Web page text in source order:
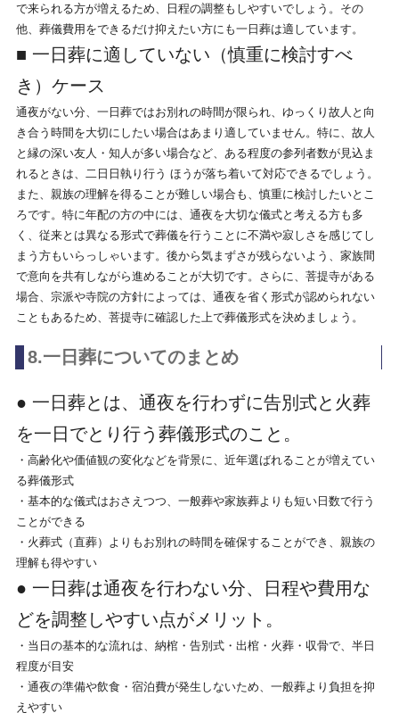
で来られる方が増えるため、日程の調整もしやすいでしょう。その
他、葬儀費用をできるだけ抑えたい方にも一日葬は適しています。
■ 一日葬に適していない（慎重に検討すべ
き）ケース
通夜がない分、一日葬ではお別れの時間が限られ、ゆっくり故人と向
き合う時間を大切にしたい場合はあまり適していません。特に、故人
と縁の深い友人・知人が多い場合など、ある程度の参列者数が見込ま
れるときは、二日日執り行う ほうが落ち着いて対応できるでしょう。
また、親族の理解を得ることが難しい場合も、慎重に検討したいとこ
ろです。特に年配の方の中には、通夜を大切な儀式と考える方も多
く、従来とは異なる形式で葬儀を行うことに不満や寂しさを感じてし
まう方もいらっしゃいます。後から気まずさが残らないよう、家族間
で意向を共有しながら進めることが大切です。さらに、菩提寺がある
場合、宗派や寺院の方針によっては、通夜を省く形式が認められない
こともあるため、菩提寺に確認した上で葬儀形式を決めましょう。
8.一日葬についてのまとめ
● 一日葬とは、通夜を行わずに告別式と火葬
を一日でとり行う葬儀形式のこと。
・高齢化や価値観の変化などを背景に、近年選ばれることが増えてい
る葬儀形式
・基本的な儀式はおさえつつ、一般葬や家族葬よりも短い日数で行う
ことができる
・火葬式（直葬）よりもお別れの時間を確保することができ、親族の
理解も得やすい
● 一日葬は通夜を行わない分、日程や費用な
どを調整しやすい点がメリット。
・当日の基本的な流れは、納棺・告別式・出棺・火葬・収骨で、半日
程度が目安
・通夜の準備や飲食・宿泊費が発生しないため、一般葬より負担を抑
えやすい